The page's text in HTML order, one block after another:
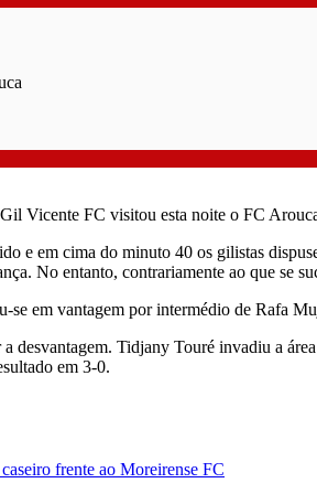
Vicente FC visitou esta noite o FC
e em cima do minuto 40 os gilistas
No entanto, contrariamente ao que se
em vantagem por intermédio de Rafa
desvantagem. Tidjany Touré invadiu a
em 3-0.
frente ao Moreirense FC